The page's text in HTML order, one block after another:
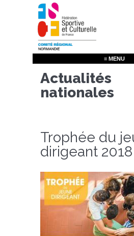
Aller
au
contenu
principal
≡ MENU
Actualités
nationales
Trophée du
dirigeant 2018